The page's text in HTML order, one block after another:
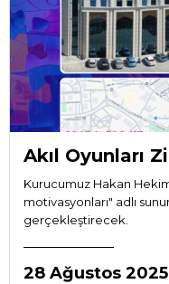
Akıl Oyunları
Kurucumuz Hakan
motivasyonları" adlı
gerçekleştirecek.
28 Ağustos